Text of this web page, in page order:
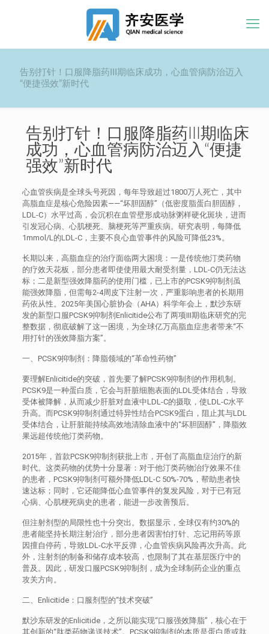
告别打针！口服降脂药III期临床成功，心血管病防治迈入
“便捷强效”新时代
告别打针！口服降脂药III期临床
成功，心血管病防治迈入“便捷
强效”新时代
心血管疾病是全球头号死因，每年导致超过1800万人死亡，其中
高脂血症是核心危险因素——“坏胆固醇”（低密度脂蛋白胆固醇，
LDL-C）水平过高，会沉积在血管壁形成动脉粥样硬化斑块，进而
引发冠心病、心肌梗死、脑梗死等严重疾病。研究表明，每降低
1mmol/L的LDL-C，主要不良心血管事件的风险可降低23%。
长期以来，高脂血症的治疗面临两大困境：一是传统他汀类药物
的疗效天花板，部分患者即使使用最大耐受剂量，LDL-C仍无法达
标；二是新型强效降脂药的使用门槛，已上市的PCSK9抑制剂虽
能强效降脂，但需每2-4周皮下注射一次，严重影响患者的长期用
药依从性。2025年美国心脏协会（AHA）科学年会上，默沙东研
发的新型口服PCSK9抑制剂Enlicitide公布了两项III期临床研究的完
整数据，彻底破解了这一困境，为全球亿万高脂血症患者带来“不
用打针的强效降脂方案”。
一、PCSK9抑制剂：降脂领域的“革命性药物”
要理解Enlicitide的突破，首先要了解PCSK9抑制剂的作用机制。
PCSK9是一种蛋白质，它会与肝脏细胞表面的LDL受体结合，导致
受体被降解，从而减少肝脏对血液中LDL-C的摄取，使LDL-C水平
升高。而PCSK9抑制剂通过特异性结合PCSK9蛋白，阻止其与LDL
受体结合，让肝脏能持续高效地清除血液中的“坏胆固醇”，降脂效
果远超传统他汀类药物。
2015年，首款PCSK9抑制剂获批上市，开创了高脂血症治疗的新
时代。这类药物的优势十分显著：对于他汀类药物治疗效果不佳
的患者，PCSK9抑制剂可额外降低LDL-C 50%-70%，帮助患者快
速达标；同时，它还能降低心血管事件的复发风险，对于已有冠
心病、心肌梗死病史的患者，能进一步改善预后。
但注射剂型的局限性也十分突出。数据显示，全球仅有约30%的
患者能坚持长期注射治疗，部分患者因害怕打针、忘记用药等原
因擅自停药，导致LDL-C水平反弹，心血管疾病风险再次升高。此
外，注射剂的制备和储存成本较高，也限制了其在基层医疗中的
普及。因此，研发口服PCSK9抑制剂，成为全球制药企业的重点
攻关方向。
二、Enlicitide：口服剂型的“技术突破”
默沙东研发的Enlicitide，之所以能实现“口服强效降脂”，核心在于
其创新的“肽类药物递送技术”。PCSK9抑制剂的本质是蛋白质或肽